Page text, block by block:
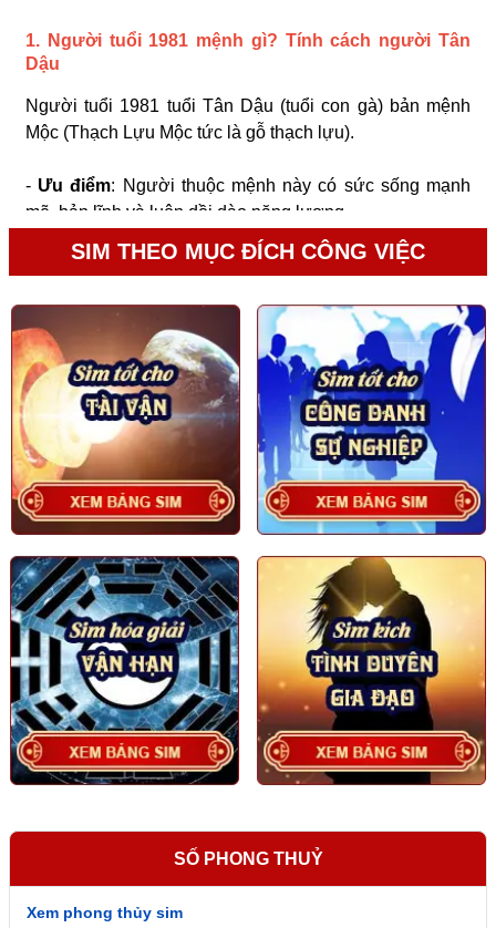
1. Người tuổi 1981 mệnh gì? Tính cách người Tân
Dậu
Người tuổi 1981 tuổi Tân Dậu (tuổi con gà) bản mệnh
Mộc (Thạch Lựu Mộc tức là gỗ thạch lựu).
- Ưu điểm: Người thuộc mệnh này có sức sống mạnh
mẽ, bản lĩnh và luôn dồi dào năng lượng.
: Khá nóng nảy, muốn hơn thua với người
tuổi Tân Dậu, từ đó chắc chắn sẽ mang đến nhiều sóng
gió cho họ.
2. Người tuổi Tân Dậu hợp số nào?
Việc lựa chọn con số hợp tuổi đóng vai trò quan trọng
trong phong thủy, giúp người tuổi Tân Dậu 1981 thu hút
tài lộc, cải thiện vận khí và mang đến sự thuận lợi trong
công việc cũng như cuộc sống. Dưới đây là cách xác
sinh khắc.
Người sinh năm 1981 (Tân Dậu) thuộc mệnh Mộc
(Thạch Lựu Mộc), vì vậy:
+Hợp nhất với số 0, 1 (hành Thủy):Theo quy luật Ngũ
Hành, Thủy sinh Mộc, vì vậy các con số này giúp gia
tăng sinh khí, thu hút tài lộc, mở rộng cơ hội và phát triển
sự nghiệp.
SIM THEO MỤC ĐÍCH CÔNG VIỆC
SỐ PHONG THUỶ
Xem phong thủy sim